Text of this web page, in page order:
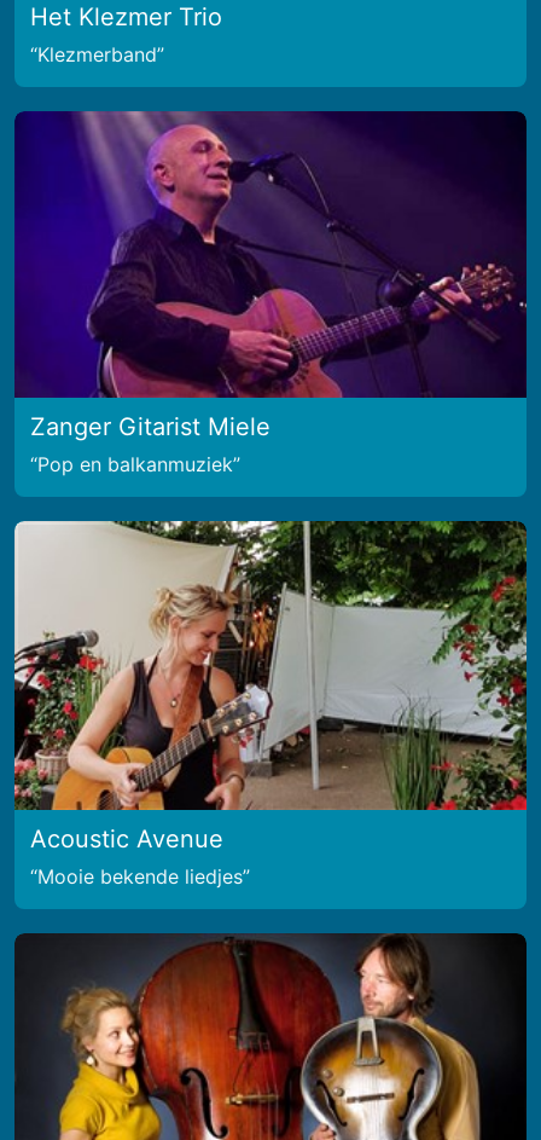
Het Klezmer Trio
Klezmerband
Zanger Gitarist Miele
Pop en balkanmuziek
Acoustic Avenue
Mooie bekende liedjes